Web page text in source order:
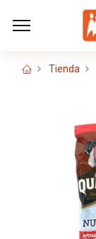
Tienda